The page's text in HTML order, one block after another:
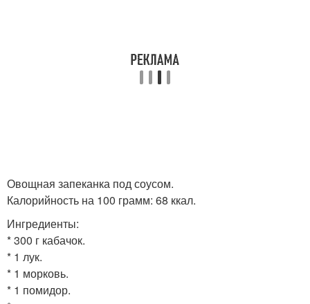
Овощная запеканка под соусом.
Калорийность на 100 грамм: 68 ккал.
Ингредиенты:
* 300 г кабачок.
* 1 лук.
* 1 морковь.
* 1 помидор.